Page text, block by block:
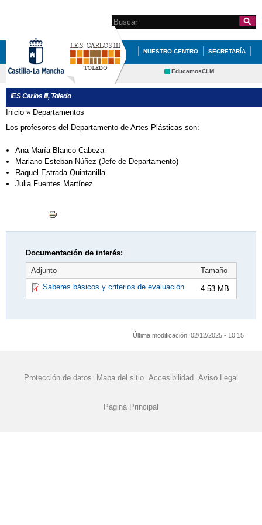
contenido
principal
Formulario de
búsqueda
Search this site
NUESTRO CENTRO SECRETARÍA
DOCUMENTACIÓN INFÓRMATE
EducamosCLM
Contacto
IES Carlos III, Toledo
Se encuentra usted aquí
Inicio » Departamentos
Los profesores del Departamento de Artes Plásticas son:
Ana María Blanco Cabeza
Mariano Esteban Núñez (Jefe de Departamento)
Raquel Estrada Quintanilla
Julia Fuentes Martínez
Documentación de interés:
Adjunto
Tamaño
Saberes básicos y criterios de evaluación
4.53 MB
Última modificación: 02/12/2025 - 10:15
Protección de datos Mapa del sitio Accesibilidad Aviso Legal
Página Principal